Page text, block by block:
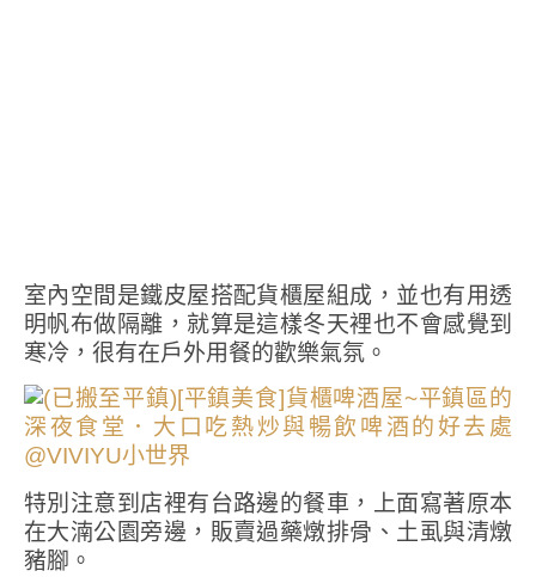
室內空間是鐵皮屋搭配貨櫃屋組成，並也有用透
明帆布做隔離，就算是這樣冬天裡也不會感覺到
寒冷，很有在戶外用餐的歡樂氣氛。
特別注意到店裡有台路邊的餐車，上面寫著原本
在大湳公園旁邊，販賣過藥燉排骨、土虱與清燉
豬腳。